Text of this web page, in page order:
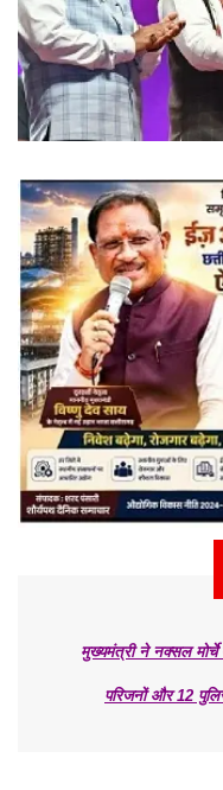
मुख्यमंत्री ने नक्सल
परिजनों और 12